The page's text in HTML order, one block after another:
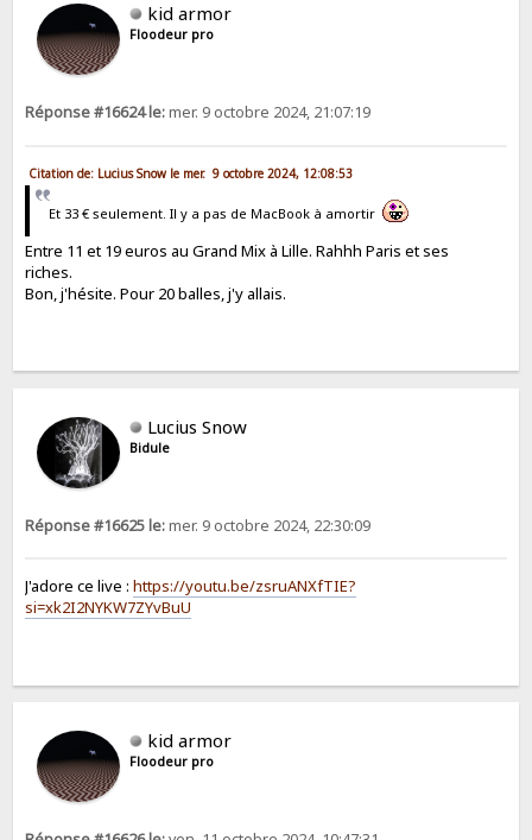
kid armor
Floodeur pro
Réponse #16624 le:mer. 9 octobre 2024, 21:07:19
Citation de: Lucius Snow le mer. 9 octobre 2024, 12:08:53
Et 33 € seulement. Il y a pas de MacBook à amortir
Entre 11 et 19 euros au Grand Mix à Lille. Rahhh Paris et ses
riches.
Bon, j'hésite. Pour 20 balles, j'y allais.
Lucius Snow
Bidule
Réponse #16625 le:mer. 9 octobre 2024, 22:30:09
J'adore ce live :https://youtu.be/zsruANXfTIE?
si=xk2I2NYKW7ZYvBuU
kid armor
Floodeur pro